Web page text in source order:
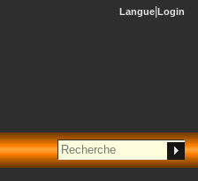
Langue Login